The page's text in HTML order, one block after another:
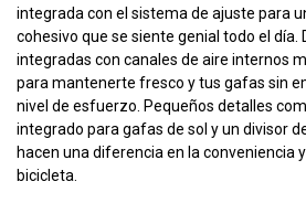
integrada con el sistema de ajuste para
cohesivo que se siente genial todo el día.
integradas con canales de aire internos
para mantenerte fresco y tus gafas sin
nivel de esfuerzo. Pequeños detalles
integrado para gafas de sol y un divisor
hacen una diferencia en la conveniencia
bicicleta.